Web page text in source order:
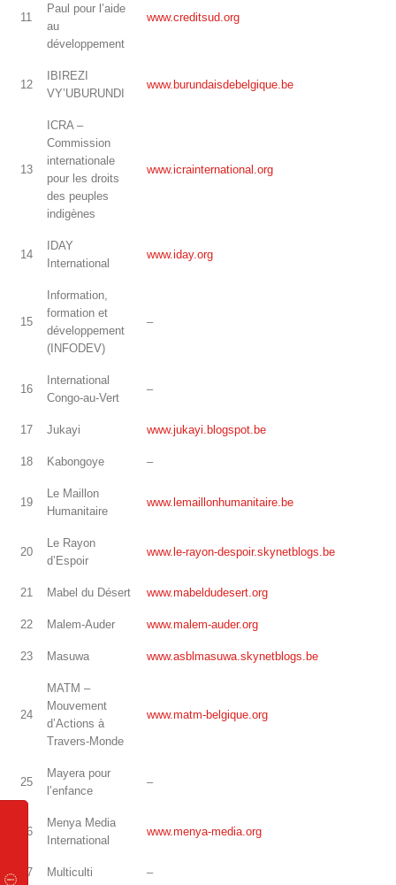
11
Paul pour l’aide
au
développement
www.creditsud.org
12
IBIREZI
VY’UBURUNDI
www.burundaisdebelgique.be
13
ICRA –
Commission
internationale
pour les droits
des peuples
indigènes
www.icrainternational.org
14
IDAY
International
www.iday.org
15
Information,
formation et
développement
(INFODEV)
–
16
International
Congo-au-Vert
–
17 Jukayi www.jukayi.blogspot.be
18 Kabongoye –
19
Le Maillon
Humanitaire
www.lemaillonhumanitaire.be
20
Le Rayon
d’Espoir
www.le-rayon-despoir.skynetblogs.be
21 Mabel du Désert www.mabeldudesert.org
22 Malem-Auder www.malem-auder.org
23 Masuwa www.asblmasuwa.skynetblogs.be
24
MATM –
Mouvement
d’Actions à
Travers-Monde
www.matm-belgique.org
25
Mayera pour
l’enfance
–
26
Menya Media
International
www.menya-media.org
27 Multiculti –